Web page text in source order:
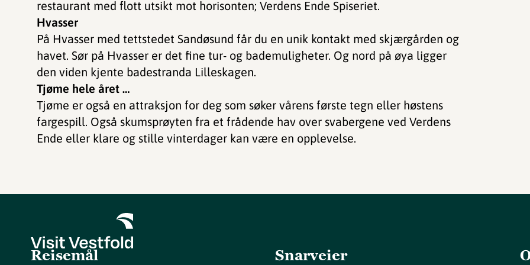
restaurant med flott utsikt mot horisonten; Verdens Ende Spiseriet.
Hvasser
På Hvasser med tettstedet Sandøsund får du en unik kontakt med skjærgården og
havet. Sør på Hvasser er det fine tur- og bademuligheter. Og nord på øya ligger
den viden kjente badestranda Lilleskagen.
Tjøme hele året …
Tjøme er også en attraksjon for deg som søker vårens første tegn eller høstens
fargespill. Også skumsprøyten fra et frådende hav over svabergene ved Verdens
Ende eller klare og stille vinterdager kan være en opplevelse.
Reisemål Snarveier